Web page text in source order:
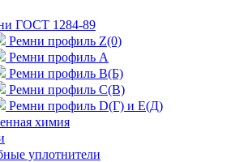
ГОСТ 1284-89
Ремни профиль Z(0)
Ремни профиль А
Ремни профиль В(Б)
Ремни профиль С(В)
Ремни профиль D(Г) и E(Д)
химия
уплотнители